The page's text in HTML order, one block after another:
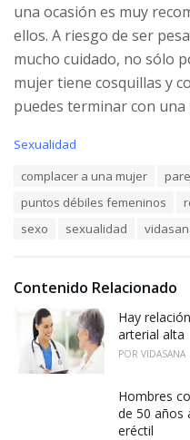
una ocasión es muy
ellos. A riesgo de ser
mucho cuidado, no sólo
mujer tiene cosquillas y
puedes terminar con
C
s
Sexualidad
complacer a una mujer
puntos débiles femeninos
sexo
sexualidad
Contenido Relacionado
Hay
arterial alta
POR VIDASANA
Hombres
de 50 años
eréctil